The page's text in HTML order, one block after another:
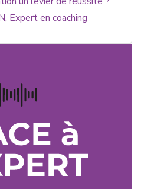
Expert en coaching